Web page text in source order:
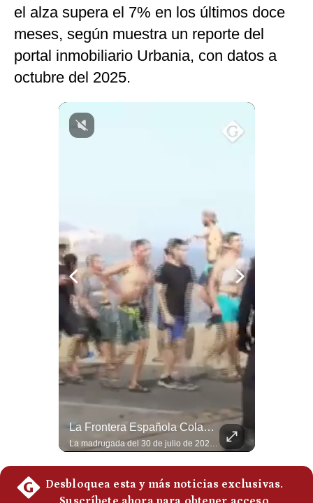
Tecnología
Club del Suscriptor
Notas Contratadas
Fotogalerías
Condiciones
Cookies
Preguntas
Frecuentes
el alza supera el 7% en los últimos doce
meses, según muestra un reporte del
portal inmobiliario Urbania, con datos a
octubre del 2025.
La Frontera Española Colapsa ¿Qué Está Pasando En Ceuta? | Gestión Mundo